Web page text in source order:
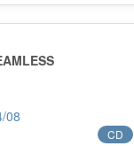
08
CD